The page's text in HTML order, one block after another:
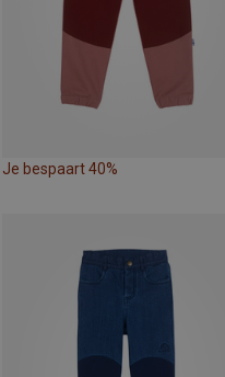
Je bespaart 40%